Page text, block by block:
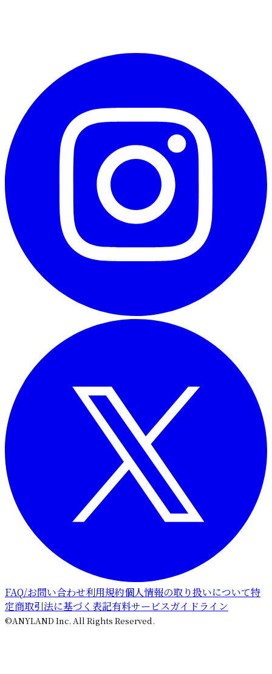
FAQ/お問い合わせ利用規約個人情報の取り扱いについて特
定商取引法に基づく表記有料サービスガイドライン
©ANYLAND Inc. All Rights Reserved.